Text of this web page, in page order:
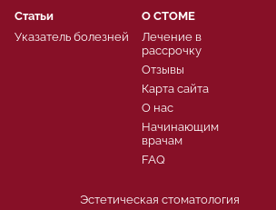
Эстетическая стоматология
О СТОМЕ
Лечение в
рассрочку
Отзывы
Карта сайта
О нас
Начинающим
врачам
FAQ
Статьи
Указатель болезней